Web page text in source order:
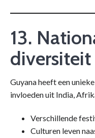
13.
diversiteit
Guyana heeft een
invloeden uit India,
Verschillende
Culturen leven